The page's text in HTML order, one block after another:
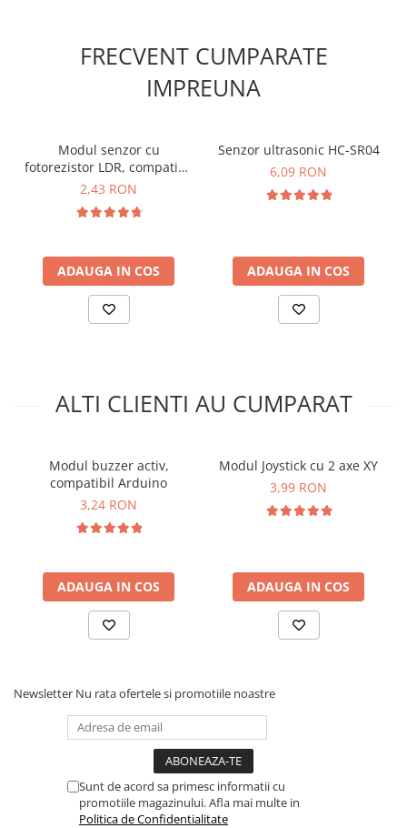
INFORMARE:Acest modul este furnizat cu un set de pini
de tip tata care sunt lipiti!
buzzer pasiv:
Pentru codul sursa, click
Ce contine cutia?
1x Modul buzzer pasiv, KY-006
FRECVENT CUMPARATE
IMPREUNA
Modul senzor cu
fotorezistor LDR, compatibil
Arduino
2,43 RON
ADAUGA IN COS
Senzor ultrasonic HC-SR04
6,09 RON
ADAUGA IN COS
ALTI CLIENTI AU CUMPARAT
Modul buzzer activ,
compatibil Arduino
3,24 RON
ADAUGA IN COS
Modul Joystick cu 2 axe XY
3,99 RON
ADAUGA IN COS
Newsletter Nu rata ofertele si promotiile noastre
Sunt de acord sa primesc informatii cu
promotiile magazinului. Afla mai multe in
Politica de Confidentialitate